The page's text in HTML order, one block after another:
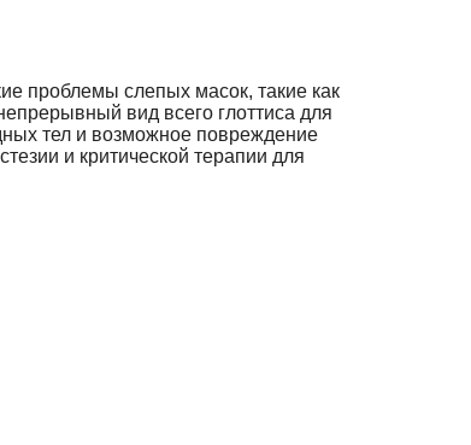
проблемы слепых масок, такие как
вид всего глоттиса для
тел и возможное повреждение
и критической терапии для